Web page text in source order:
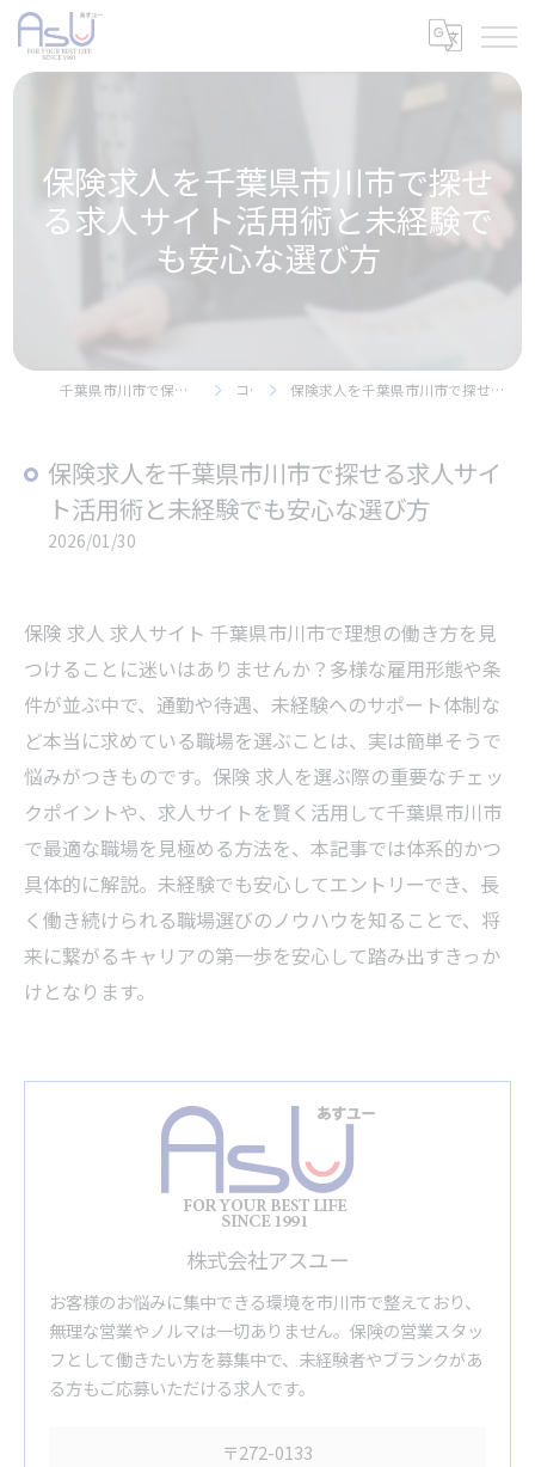
保険求人を千葉県市川市で探せ
る求人サイト活用術と未経験で
も安心な選び方
千葉県市川市で保険の求人なら株式会社アスユー コラム 保険求人を千葉県市川市で探せる求人サイト活用術と未経験でも安心な選び方
保険求人を千葉県市川市で探せる求人サイ
ト活用術と未経験でも安心な選び方
2026/01/30
保険 求人 求人サイト 千葉県市川市で理想の働き方を見
つけることに迷いはありませんか？多様な雇用形態や条
件が並ぶ中で、通勤や待遇、未経験へのサポート体制な
ど本当に求めている職場を選ぶことは、実は簡単そうで
悩みがつきものです。保険 求人を選ぶ際の重要なチェッ
クポイントや、求人サイトを賢く活用して千葉県市川市
で最適な職場を見極める方法を、本記事では体系的かつ
具体的に解説。未経験でも安心してエントリーでき、長
く働き続けられる職場選びのノウハウを知ることで、将
来に繋がるキャリアの第一歩を安心して踏み出すきっか
けとなります。
株式会社アスユー
お客様のお悩みに集中できる環境を市川市で整えており、
無理な営業やノルマは一切ありません。保険の営業スタッ
フとして働きたい方を募集中で、未経験者やブランクがあ
る方もご応募いただける求人です。
〒272-0133